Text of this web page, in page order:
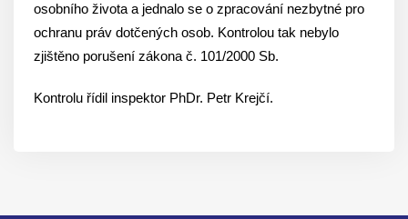
osobního života a jednalo se o zpracování nezbytné pro
ochranu práv dotčených osob. Kontrolou tak nebylo
zjištěno porušení zákona č. 101/2000 Sb.
Kontrolu řídil inspektor PhDr. Petr Krejčí.